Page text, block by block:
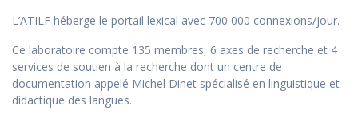
L’ATILF héberge le portail lexical avec 700 000 connexions/jour.
Ce laboratoire compte 135 membres, 6 axes de recherche et 4
services de soutien à la recherche dont un centre de
documentation appelé Michel Dinet spécialisé en linguistique et
didactique des langues.